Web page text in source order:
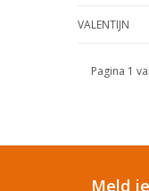
VALENTIJN
Pagina 1
Meld